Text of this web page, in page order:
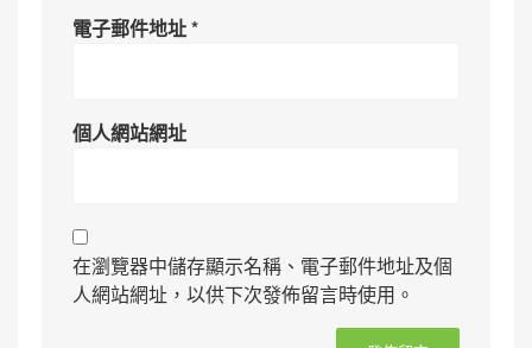
電子郵件地址*
個人網站網址
在瀏覽器中儲存顯示名稱、電子郵件地址及個
人網站網址，以供下次發佈留言時使用。